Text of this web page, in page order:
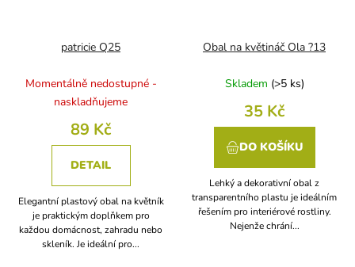
patricie Q25
Momentálně nedostupné -
naskladňujeme
89 Kč
DETAIL
Elegantní plastový obal na květník
je praktickým doplňkem pro
každou domácnost, zahradu nebo
skleník. Je ideální pro...
Obal na květináč Ola ?13
Skladem (>5 ks)
35 Kč
DO KOŠÍKU
Lehký a dekorativní obal z
transparentního plastu je ideálním
řešením pro interiérové rostliny.
Nejenže chrání...